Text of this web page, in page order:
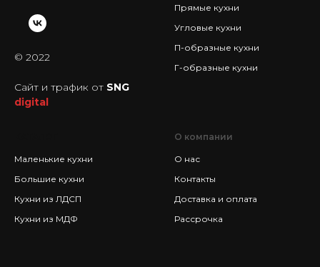
© 2022
Сайт и трафик от SNG
digital
Прямые кухни
Угловые кухни
П-образные кухни
Г-образные кухни
Маленькие кухни
Большие кухни
Кухни из ЛДСП
Кухни из МДФ
О компании
О нас
Контакты
Доставка и оплата
Рассрочка